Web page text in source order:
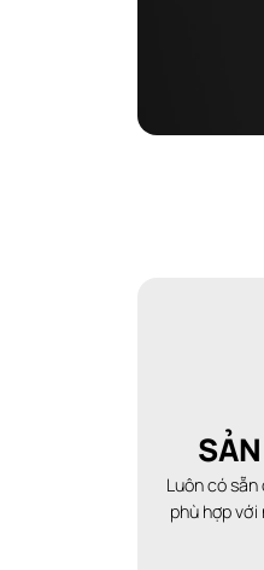
Luôn có
phù hợp